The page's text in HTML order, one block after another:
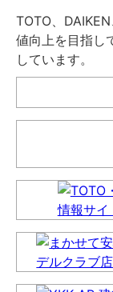
TOTO、
値向上を目指し
しています。